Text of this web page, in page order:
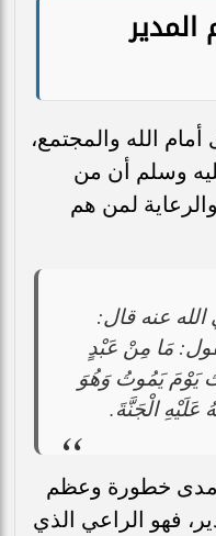
الله والمجتمع،
وسلم أن من
لمن هم
عنه قال:
مَا مِنْ عَبْدٍ
يَوْمَ يَمُوتُ وَهُوَ
عَلَيْهِ الْجَنَّةَ.
مدى خطورة وعظم
فهو الراعي الذي